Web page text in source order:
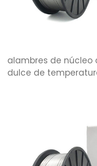
alambres de
dulce de